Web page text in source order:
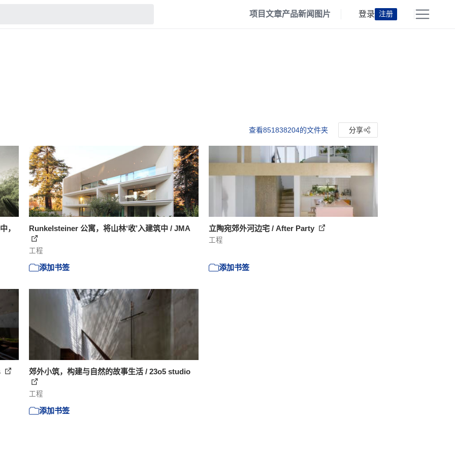
项目文章产品新闻 图片 登录 注册
查看851838204的文件夹 分享
， Runkelsteiner 公寓，将山林‘收’入建筑中 / JMA
工程
添加书签
立陶宛郊外河边宅 / After Party
工程
添加书签
郊外小筑，构建与自然的故事生活 / 23o5 studio
工程
添加书签